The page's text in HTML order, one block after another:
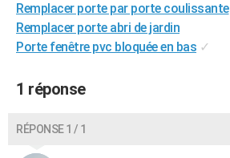
Destinations
City break
Voyage nature
Voyage de noces
Forum
Climat
+PHOTO
GUIDES D'ACHAT
BONS PLANS
Remplacer porte par porte coulissante
Remplacer porte abri de jardin
Porte fenêtre pvc bloquée en bas ✓
1 réponse
RÉPONSE 1 / 1